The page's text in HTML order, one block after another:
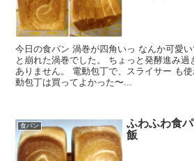
今日の食パン 渦巻が四角いっ なんか可愛
と崩れた渦巻でした。 ちょっと発酵進み過
ありません。 電動包丁で、スライサー も
動包丁は買ってよかった〜...
食パン
ふわふわ食
飯